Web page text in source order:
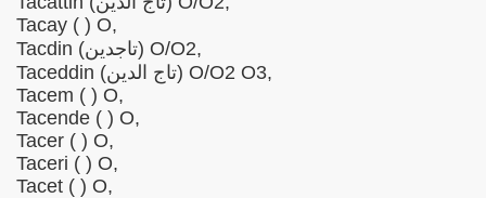
Tacay ( ) O,
Tacdin (تاجدین) O/O2,
Taceddin (تاج الدین) O/O2 O3,
Tacem ( ) O,
Tacende ( ) O,
Tacer ( ) O,
Taceri ( ) O,
Tacet ( ) O,